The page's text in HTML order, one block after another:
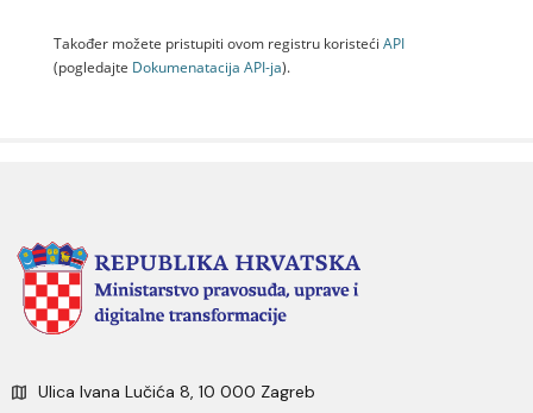
Također možete pristupiti ovom registru koristeći API
(pogledajte Dokumenаtаcijа API-jа).